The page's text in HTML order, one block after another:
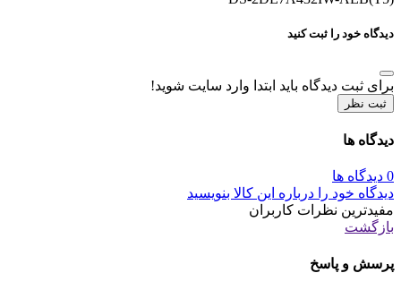
دیدگاه خود را ثبت کنید
برای ثبت دیدگاه باید ابتدا وارد سایت شوید!
ثبت نظر
دیدگاه ها
0 دیدگاه ها
دیدگاه خود را درباره این کالا بنویسید
مفیدترین نظرات کاربران
بازگشت
پرسش و پاسخ